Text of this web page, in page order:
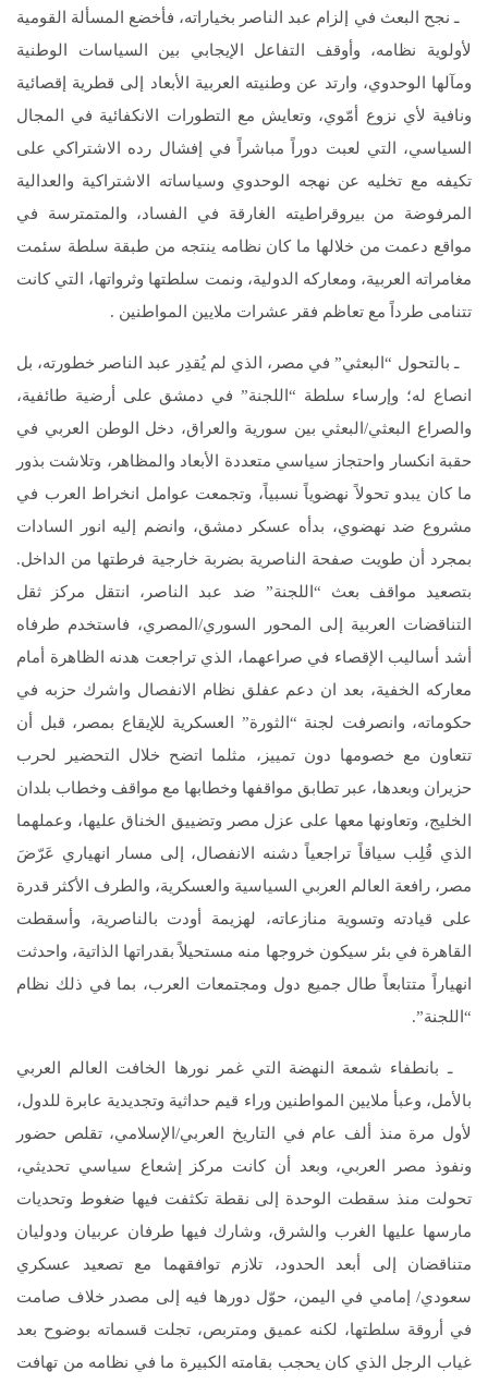
ـ نجح البعث في إلزام عبد الناصر بخياراته، فأخضع المسألة القومية
لأولوية نظامه، وأوقف التفاعل الإيجابي بين السياسات الوطنية
ومآلها الوحدوي، وارتد عن وطنيته العربية الأبعاد إلى قطرية إقصائية
ونافية لأي نزوع أمّوي، وتعايش مع التطورات الانكفائية في المجال
السياسي، التي لعبت دوراً مباشراً في إفشال رده الاشتراكي على
تكيفه مع تخليه عن نهجه الوحدوي وسياساته الاشتراكية والعدالية
المرفوضة من بيروقراطيته الغارقة في الفساد، والمتمترسة في
مواقع دعمت من خلالها ما كان نظامه ينتجه من طبقة سلطة سئمت
مغامراته العربية، ومعاركه الدولية، ونمت سلطتها وثرواتها، التي كانت
تتنامى طرداً مع تعاظم فقر عشرات ملايين المواطنين .
ـ بالتحول “البعثي” في مصر، الذي لم يُقدِر عبد الناصر خطورته، بل
انصاع له؛ وإرساء سلطة “اللجنة” في دمشق على أرضية طائفية،
والصراع البعثي/البعثي بين سورية والعراق، دخل الوطن العربي في
حقبة انكسار واحتجاز سياسي متعددة الأبعاد والمظاهر، وتلاشت بذور
ما كان يبدو تحولاً نهضوياً نسبياً، وتجمعت عوامل انخراط العرب في
مشروع ضد نهضوي، بدأه عسكر دمشق، وانضم إليه انور السادات
بمجرد أن طويت صفحة الناصرية بضربة خارجية فرطتها من الداخل.
بتصعيد مواقف بعث “اللجنة” ضد عبد الناصر، انتقل مركز ثقل
التناقضات العربية إلى المحور السوري/المصري، فاستخدم طرفاه
أشد أساليب الإقصاء في صراعهما، الذي تراجعت هدنه الظاهرة أمام
معاركه الخفية، بعد ان دعم عفلق نظام الانفصال واشرك حزبه في
حكوماته، وانصرفت لجنة “الثورة” العسكرية للإيقاع بمصر، قبل أن
تتعاون مع خصومها دون تمييز، مثلما اتضح خلال التحضير لحرب
حزيران وبعدها، عبر تطابق مواقفها وخطابها مع مواقف وخطاب بلدان
الخليج، وتعاونها معها على عزل مصر وتضييق الخناق عليها، وعملهما
الذي قُلِب سياقاً تراجعياً دشنه الانفصال، إلى مسار انهياري عَرّضَ
مصر، رافعة العالم العربي السياسية والعسكرية، والطرف الأكثر قدرة
على قيادته وتسوية منازعاته، لهزيمة أودت بالناصرية، وأسقطت
القاهرة في بئر سيكون خروجها منه مستحيلاً بقدراتها الذاتية، واحدثت
انهياراً متتابعاً طال جميع دول ومجتمعات العرب، بما في ذلك نظام
“اللجنة”.
ـ بانطفاء شمعة النهضة التي غمر نورها الخافت العالم العربي
بالأمل، وعبأ ملايين المواطنين وراء قيم حداثية وتجديدية عابرة للدول،
لأول مرة منذ ألف عام في التاريخ العربي/الإسلامي، تقلص حضور
ونفوذ مصر العربي، وبعد أن كانت مركز إشعاع سياسي تحديثي،
تحولت منذ سقطت الوحدة إلى نقطة تكثفت فيها ضغوط وتحديات
مارسها عليها الغرب والشرق، وشارك فيها طرفان عربيان ودوليان
متناقضان إلى أبعد الحدود، تلازم توافقهما مع تصعيد عسكري
سعودي/ إمامي في اليمن، حوّل دورها فيه إلى مصدر خلاف صامت
في أروقة سلطتها، لكنه عميق ومتربص، تجلت قسماته بوضوح بعد
غياب الرجل الذي كان يحجب بقامته الكبيرة ما في نظامه من تهافت